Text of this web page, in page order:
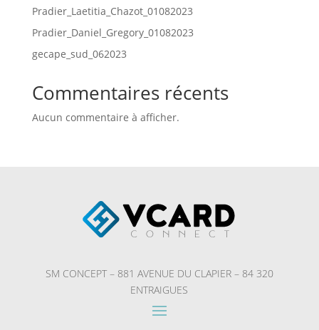
Pradier_Laetitia_Chazot_01082023
Pradier_Daniel_Gregory_01082023
gecape_sud_062023
Commentaires récents
Aucun commentaire à afficher.
SM CONCEPT – 881 AVENUE DU CLAPIER – 84 320
ENTRAIGUES